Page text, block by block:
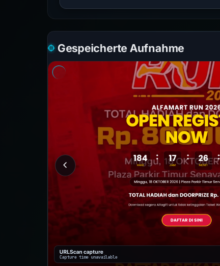
Gespeicherte Aufnahme
URLScan capture
Capture time unavailable